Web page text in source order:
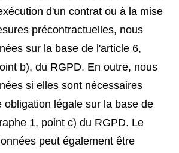
d'un contrat ou à la mise
précontractuelles, nous
sur la base de l'article 6,
b), du RGPD. En outre, nous
si elles sont nécessaires
obligation légale sur la base de
1, point c) du RGPD. Le
peut également être